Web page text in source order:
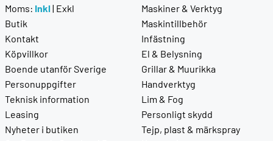
Moms: Inkl | Exkl
Butik
Kontakt
Köpvillkor
Boende utanför Sverige
Personuppgifter
Teknisk information
Leasing
Nyheter i butiken
Maskiner & Verktyg
Maskintillbehör
Infästning
El & Belysning
Grillar & Muurikka
Handverktyg
Lim & Fog
Personligt skydd
Tejp, plast & märkspray